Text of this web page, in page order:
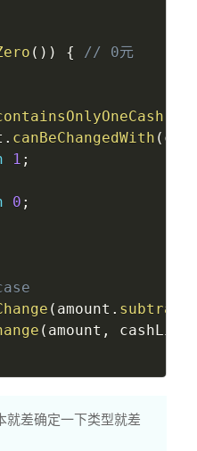
( ) ) {
// 0元
. canBeChangedWith (
1 ;
0 ;
( amount .
( amount , cashList
就差确定一下类型就差